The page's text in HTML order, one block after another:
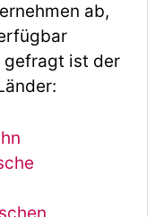
ab,
gefragt ist der